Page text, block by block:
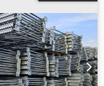
A horganyzott
A csavarozott
lehetővé teszi az
esetén – például
–, ellentétben a
x 60 mm-es profilméret
raklapos